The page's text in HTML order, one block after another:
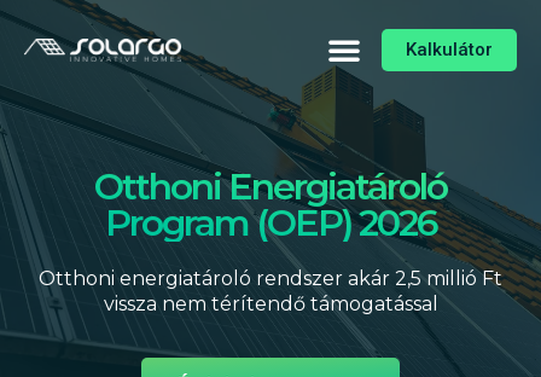
Kalkulátor
Otthoni Energiatároló
Program (OEP) 2026
Otthoni energiatároló rendszer akár 2,5 millió Ft
vissza nem térítendő támogatással